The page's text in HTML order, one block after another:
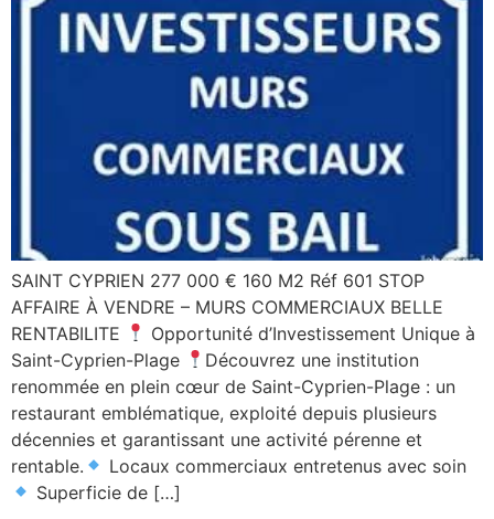
SAINT CYPRIEN 277 000 € 160 M2 Réf 601 STOP
AFFAIRE À VENDRE – MURS COMMERCIAUX BELLE
RENTABILITE
Opportunité d’Investissement Unique à
Saint-Cyprien-Plage
Découvrez une institution
renommée en plein cœur de Saint-Cyprien-Plage : un
restaurant emblématique, exploité depuis plusieurs
décennies et garantissant une activité pérenne et
rentable.
Locaux commerciaux entretenus avec soin
Superficie de […]